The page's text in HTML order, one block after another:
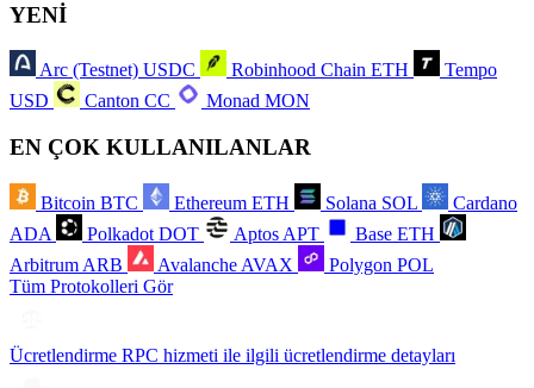
YENİ
Arc (Testnet) USDC Robinhood Chain ETH
Tempo
USD
Canton CC Monad MON
EN ÇOK KULLANILANLAR
Bitcoin BTC Ethereum ETH Solana SOL
Cardano
ADA
Polkadot DOT Aptos APT Base ETH
Arbitrum ARB Avalanche AVAX Polygon POL
Tüm Protokolleri Gör
Ücretlendirme RPC hizmeti ile ilgili ücretlendirme detayları